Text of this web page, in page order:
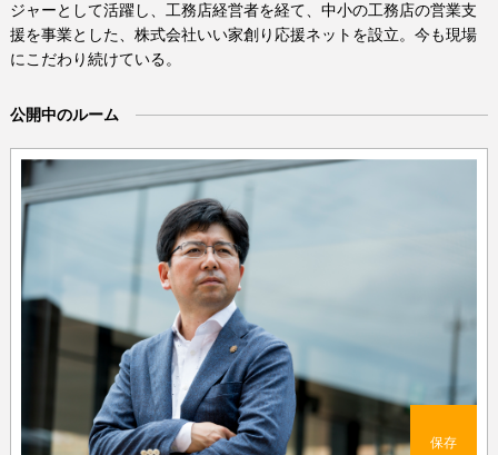
ジャーとして活躍し、工務店経営者を経て、中小の工務店の営業支
援を事業とした、株式会社いい家創り応援ネットを設立。今も現場
にこだわり続けている。
公開中のルーム
保存